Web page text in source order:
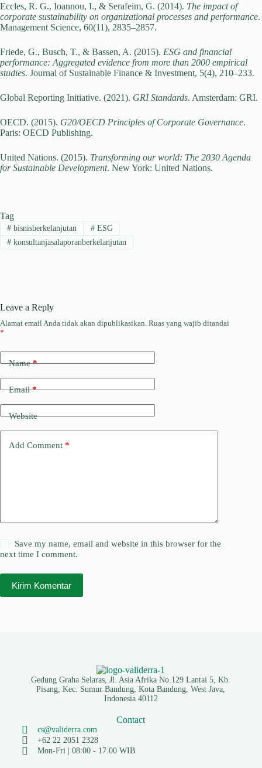
Eccles, R. G., Ioannou, I., & Serafeim, G. (2014). The impact of
corporate sustainability on organizational processes and performance.
Management Science, 60(11), 2835–2857.
Friede, G., Busch, T., & Bassen, A. (2015). ESG and financial
performance: Aggregated evidence from more than 2000 empirical
studies. Journal of Sustainable Finance & Investment, 5(4), 210–233.
Global Reporting Initiative. (2021). GRI Standards. Amsterdam: GRI.
OECD. (2015). G20/OECD Principles of Corporate Governance.
Paris: OECD Publishing.
United Nations. (2015). Transforming our world: The 2030 Agenda
for Sustainable Development. New York: United Nations.
Tag
#bisnisberkelanjutan #ESG
#konsultanjasalaporanberkelanjutan
Leave a Reply
Alamat email Anda tidak akan dipublikasikan. Ruas yang wajib ditandai
*
Name*
Email*
Website
Add Comment *
Save my name, email and website in this browser for the
next time I comment.
Kirim Komentar
Gedung Graha Selaras, Jl. Asia Afrika No.129 Lantai 5, Kb.
Pisang, Kec. Sumur Bandung, Kota Bandung, West Java,
Indonesia 40112
Contact
cs@validerra.com
+62 22 2051 2328
Mon-Fri | 08:00 - 17.00 WIB